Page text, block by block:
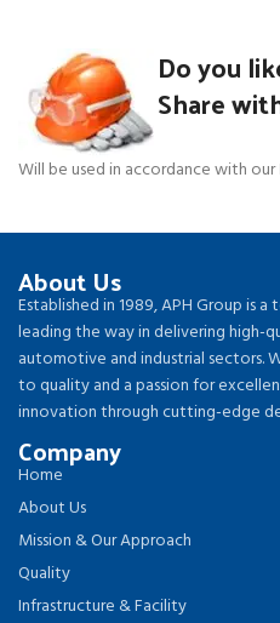
Do you
Share
Will be used in accordance with our
About Us
Established in 1989, APH Group is
leading the way in delivering high-
automotive and industrial sectors.
to quality and a passion for
innovation through cutting-edge
Company
Home
About Us
Mission & Our Approach
Quality
Infrastructure & Facility